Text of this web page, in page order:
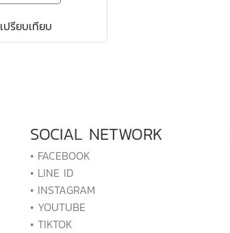
เปรียบเทียบ
SOCIAL NETWORK
• FACEBOOK
• LINE ID
• INSTAGRAM
• YOUTUBE
• TIKTOK